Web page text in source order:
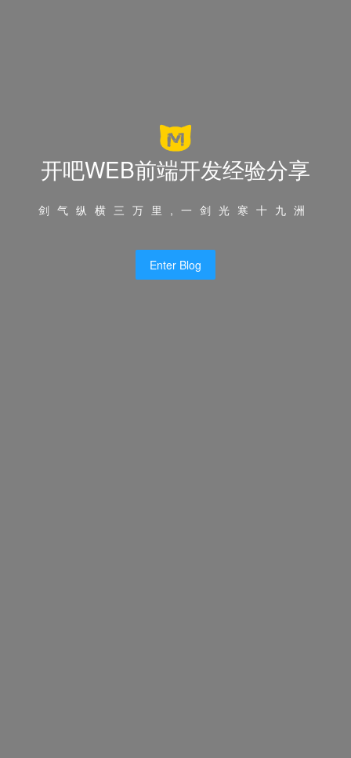
开吧WEB前端开发经验分享
剑气纵横三万里,一剑光寒十九洲
Enter Blog